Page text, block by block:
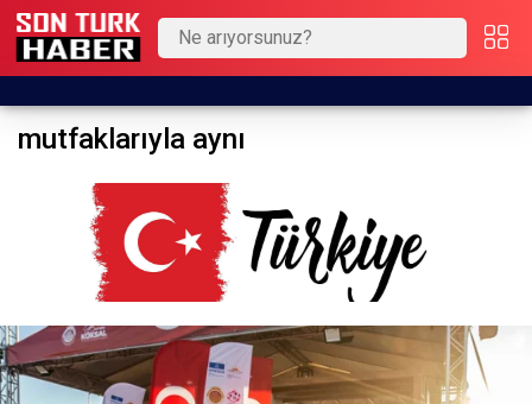
mutfaklarıyla aynı